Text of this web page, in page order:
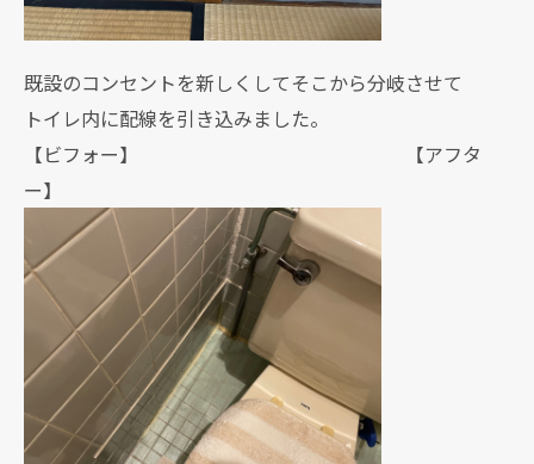
既設のコンセントを新しくしてそこから分岐させて
トイレ内に配線を引き込みました。
【ビフォー】 【アフタ
ー】